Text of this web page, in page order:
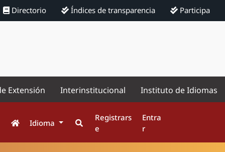
Directorio Índices de transparencia Participa
Extensión Interinstitucional Instituto de Idiomas
Idioma
Registrars
e
Entra
r